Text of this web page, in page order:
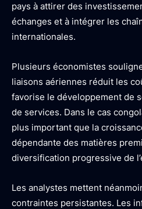
pays à attirer des
échanges et à intégrer les
internationales.
Plusieurs économistes
liaisons aériennes réduit les
favorise le développement de
de services. Dans le cas
plus important que la
dépendante des matières
diversification progressive de
Les analystes mettent
contraintes persistantes. Les